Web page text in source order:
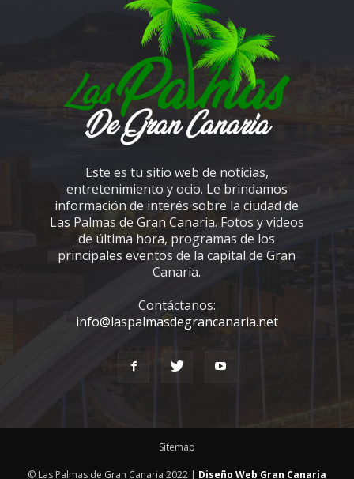
Este es tu sitio web de noticias,
entretenimiento y ocio. Le brindamos
información de interés sobre la ciudad de
Las Palmas de Gran Canaria. Fotos y videos
de última hora, programas de los
principales eventos de la capital de Gran
Canaria.
Contáctanos:
info@laspalmasdegrancanaria.net
Sitemap
© Las Palmas de Gran Canaria 2022 | Diseño Web Gran Canaria